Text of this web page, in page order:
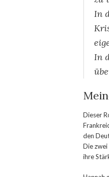
In
In
Dieser
den
Die zwei
ihre